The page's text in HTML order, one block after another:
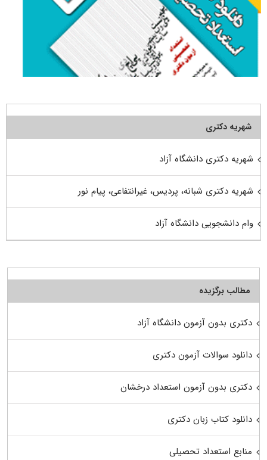
شهریه دکتری
شهریه دکتری دانشگاه آزاد
شهریه دکتری شبانه، پردیس، غیرانتفاعی، پیام نور
وام دانشجویی دانشگاه آزاد
مطالب برگزیده
دکتری بدون آزمون دانشگاه آزاد
دانلود سوالات آزمون دکتری
دکتری بدون آزمون استعداد درخشان
دانلود کتاب زبان دکتری
منابع استعداد تحصیلی